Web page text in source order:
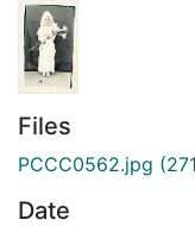
Files
PCCC0562.jpg
Date